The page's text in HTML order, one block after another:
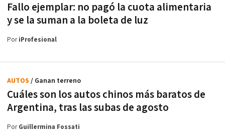
Fallo ejemplar: no pagó la cuota alimentaria
y se la suman a la boleta de luz
PoriProfesional
Cuáles son los autos chinos más baratos de
Argentina, tras las subas de agosto
AUTOS / Ganan terreno
PorGuillermina Fossati